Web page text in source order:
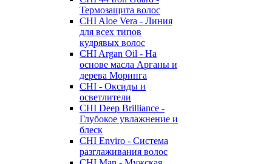
Термозащита волос
CHI Aloe Vera - Линия
для всех типов
кудрявых волос
CHI Argan Oil - На
основе масла Арганы и
дерева Моринга
CHI - Оксиды и
осветлители
CHI Deep Brilliance -
Глубокое увлажнение и
блеск
CHI Enviro - Система
разглаживания волос